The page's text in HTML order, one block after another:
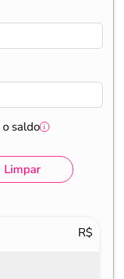
saldo
Limpar
R$